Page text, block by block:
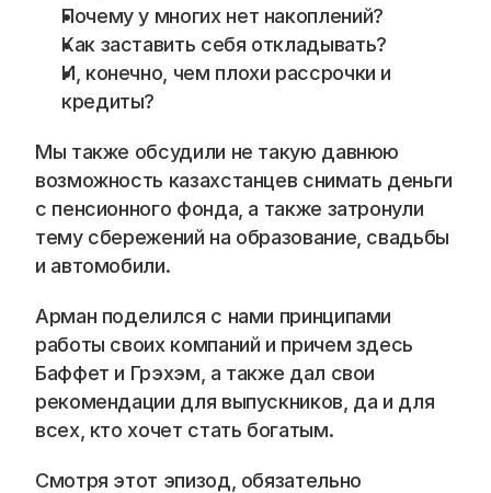
Careers
About
Join
Events
Experts
📞 Спросить менеджера
Почему у многих нет накоплений?
Как заставить себя откладывать?
И, конечно, чем плохи рассрочки и
кредиты?
Мы также обсудили не такую давнюю
возможность казахстанцев снимать деньги
с пенсионного фонда, а также затронули
тему сбережений на образование, свадьбы
и автомобили.
Арман поделился с нами принципами
работы своих компаний и причем здесь
Баффет и Грэхэм, а также дал свои
рекомендации для выпускников, да и для
всех, кто хочет стать богатым.
Смотря этот эпизод, обязательно